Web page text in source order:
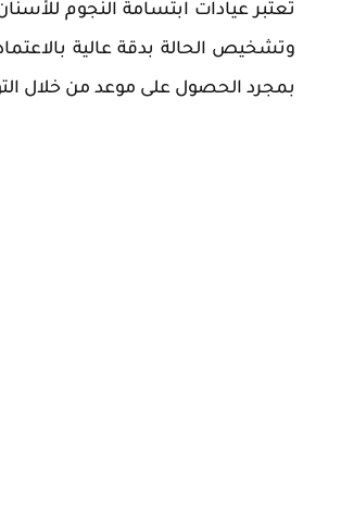
تعتبر عيادات ابتسامة النجوم
وتشخيص الحالة بدقة عالية
بمجرد الحصول على موعد من خلال